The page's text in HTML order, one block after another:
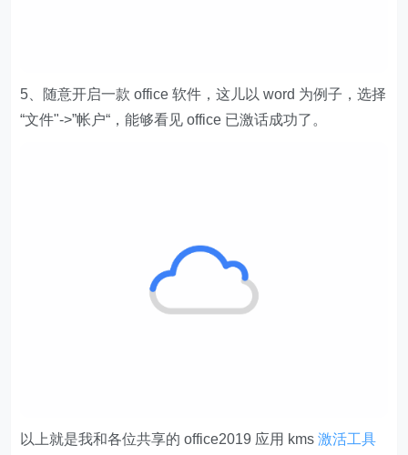
5、随意开启一款 office 软件，这儿以 word 为例子，选择
“文件"->”帐户“，能够看见 office 已激话成功了。
以上就是我和各位共享的 office2019 应用 kms激活工具